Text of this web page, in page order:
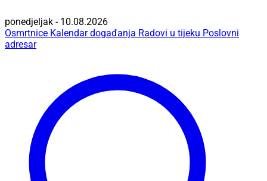
ponedjeljak - 10.08.2026
Osmrtnice Kalendar događanja Radovi u tijeku Poslovni
adresar